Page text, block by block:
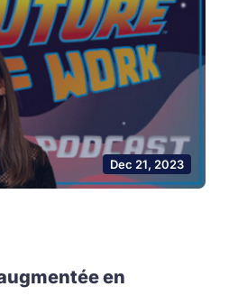
Dec 21, 2023
en